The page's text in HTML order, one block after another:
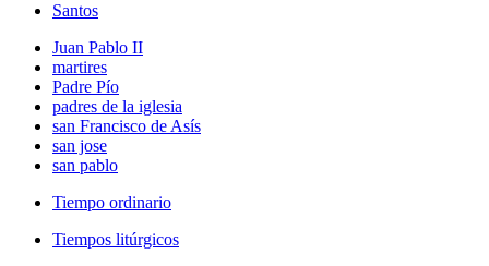
Santos
Juan Pablo II
martires
Padre Pío
padres de la iglesia
san Francisco de Asís
san jose
san pablo
Tiempo ordinario
Tiempos litúrgicos